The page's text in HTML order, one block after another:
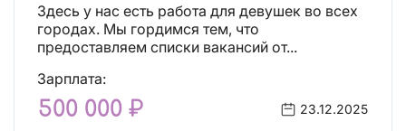
Здесь у нас есть работа для девушек во всех
городах. Мы гордимся тем, что
предоставляем списки вакансий от...
Зарплата:
500 000 ₽ 23.12.2025